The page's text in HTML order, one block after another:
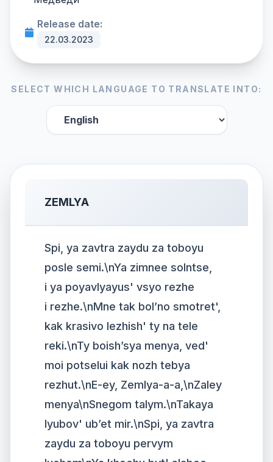
Release date:
22.03.2023
SELECT WHICH LANGUAGE TO TRANSLATE INTO:
ZEMLYA
Spi, ya zavtra zaydu za toboyu
posle semi.\nYa zimnee solntse,
i ya poyavlyayus' vsyo rezhe
i rezhe.\nMne tak bol’no smotret',
kak krasivo lezhish' ty na tele
reki.\nTy boish’sya menya, ved'
moi potselui kak nozh tebya
rezhut.\nE-ey, Zemlya-a-a,\nZaley
menya\nSnegom talym.\nTakaya
lyubov' ub’et mir.\nSpi, ya zavtra
zaydu za toboyu pervym